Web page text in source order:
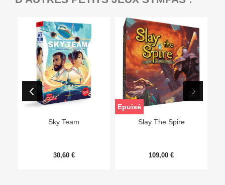
Sky Team
30,60 €
Slay The Spire
109,00 €
Epuisé